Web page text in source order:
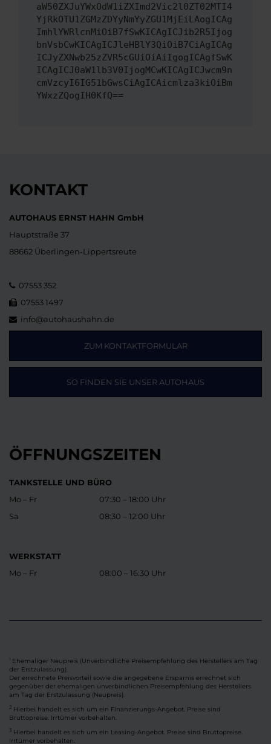
aW50ZXJuYWxOdW1iZXImd2Vic2l0ZT02MTI4
YjRkOTU1ZGMzZDYyNmYyZGU1MjEiLAogICAg
ImhlYWRlcnMiOiB7fSwKICAgICJib2R5Ijog
bnVsbCwKICAgICJleHBlY3QiOiB7CiAgICAg
ICJyZXNwb25zZVR5cGUiOiAiIgogICAgfSwK
ICAgICJ0aW1lb3V0IjogMCwKICAgICJwcm9n
cmVzcyI6IG51bGwsCiAgICAicmlza3kiOiBm
YWxzZQogIH0KfQ==
KONTAKT
AUTOHAUS ERNST HAHN GmbH
Hauptstraße 37
88662 Überlingen-Lippertsreute
07553 352
07553 1497
info@autohaushahn.de
ZUM KONTAKTFORMULAR
SO FINDEN SIE UNSER AUTOHAUS
ÖFFNUNGSZEITEN
TANKSTELLE UND BÜRO
Mo – Fr
Sa
07:30 – 18:00 Uhr
08:30 – 12:00 Uhr
WERKSTATT
Mo – Fr
08:00 – 16:30 Uhr
Ehemaliger Neupreis (Unverbindliche Preisempfehlung des Herstellers am Tag
der Erstzulassung).
Der errechnete Preisvorteil sowie die angegebene Ersparnis errechnet sich
gegenüber der ehemaligen unverbindlichen Preisempfehlung des Herstellers
am Tag der Erstzulassung (Neupreis).
2 Hierbei handelt es sich um ein Finanzierungs-Angebot. Preise sind
Bruttopreise. Irrtümer vorbehalten.
3 Hierbei handelt es sich um ein Leasing-Angebot. Preise sind Bruttopreise.
Irrtümer vorbehalten.